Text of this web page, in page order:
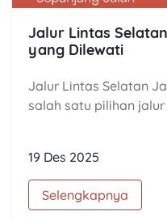
Jalur Lintas
yang Dilewati
Jalur Lintas Selatan
salah satu pilihan
19 Des 2025
Selengkapnya